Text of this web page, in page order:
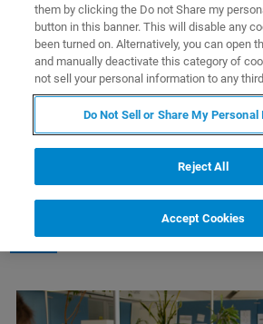
Bruker Switzerland
bildet folgende
them by clicking the Do not Share my
button in this banner. This will disable any
been turned on. Alternatively, you can open
and manually deactivate this category of
not sell your personal information to any
Do Not Sell or Share My
Reject All
Accept Cookies